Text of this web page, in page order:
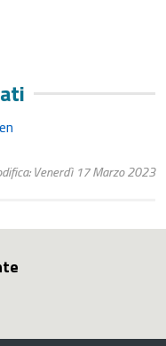
Venerdì 17 Marzo 2023